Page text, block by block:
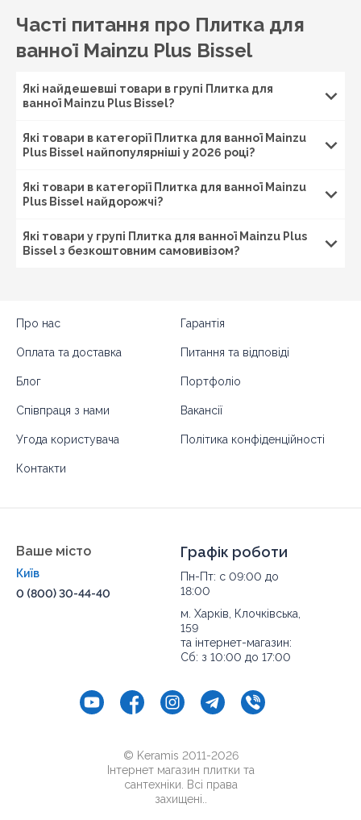
Часті питання про Плитка для
ванної Mainzu Plus Bissel
Які найдешевші товари в групі Плитка для
ванної Mainzu Plus Bissel?
Які товари в категорії Плитка для ванної Mainzu
Plus Bissel найпопулярніші у 2026 році?
Які товари в категорії Плитка для ванної Mainzu
Plus Bissel найдорожчі?
Які товари у групі Плитка для ванної Mainzu Plus
Bissel з безкоштовним самовивізом?
Про нас Гарантія
Оплата та доставка Питання та відповіді
Блог Портфоліо
Співпраця з нами Вакансії
Угода користувача Політика конфіденційності
Контакти
Ваше місто
Київ
0 (800) 30-44-40
Графік роботи
Пн-Пт: с 09:00 до
18:00
м. Харків, Клочківська,
159
та інтернет-магазин:
Сб: з 10:00 до 17:00
© Keramis 2011-2026
Інтернет магазин плитки та
сантехніки. Всі права
захищені..